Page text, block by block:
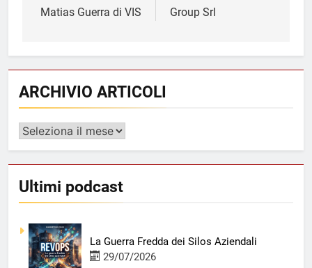
Matias Guerra di VIS
Group Srl
ARCHIVIO ARTICOLI
ARCHIVIO
Ultimi podcast
La Guerra Fredda dei Silos Aziendali
29/07/2026